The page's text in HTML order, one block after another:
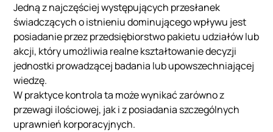
Jedną z najczęściej występujących przesłanek
świadczących o istnieniu dominującego wpływu jest
posiadanie przez przedsiębiorstwo pakietu udziałów lub
akcji, który umożliwia realne kształtowanie decyzji
jednostki prowadzącej badania lub upowszechniającej
wiedzę.
W praktyce kontrola ta może wynikać zarówno z
przewagi ilościowej, jak i z posiadania szczególnych
uprawnień korporacyjnych.